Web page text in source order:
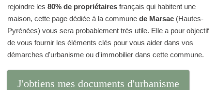
rejoindre les 80% de propriétaires français qui habitent une
maison, cette page dédiée à la commune de Marsac (Hautes-
Pyrénées) vous sera probablement très utile. Elle a pour objectif
de vous fournir les éléments clés pour vous aider dans vos
démarches d'urbanisme ou d'immobilier dans cette commune.
J'obtiens mes documents d'urbanisme